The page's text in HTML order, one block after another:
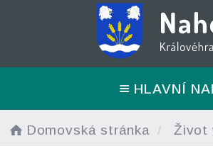
HLAVNÍ
Domovská stránka Život